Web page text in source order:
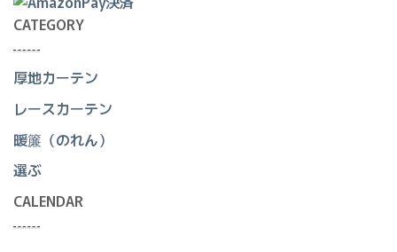
CATEGORY
厚地カーテン
レースカーテン
暖簾（のれん）
選ぶ
CALENDAR